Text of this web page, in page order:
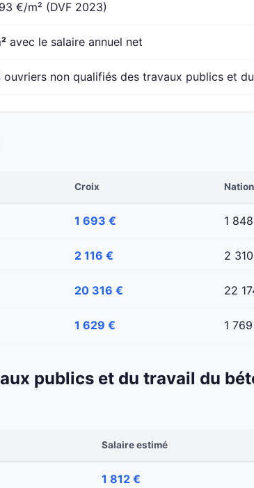
€/m² (DVF 2023)
avec le salaire annuel net
ouvriers non qualifiés des travaux publics et
Croix
1 693 € 1
2 116 € 2
20 316 € 22
1 629 € 1
publics et du travail du
Salaire estimé
1 812 €